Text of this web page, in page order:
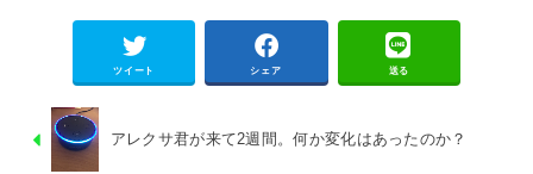
ツイート シェア 送る
アレクサ君が来て2週間。何か変化はあったのか？